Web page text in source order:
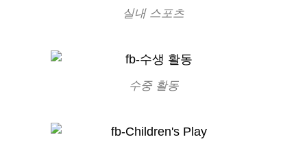
실내 스포츠
수중 활동